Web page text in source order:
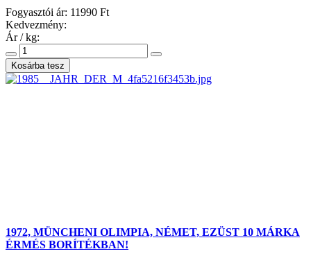
Fogyasztói ár: 11990 Ft
Kedvezmény:
Ár / kg:
1972, MÜNCHENI OLIMPIA, NÉMET, EZÜST 10 MÁRKA
ÉRMÉS BORÍTÉKBAN!